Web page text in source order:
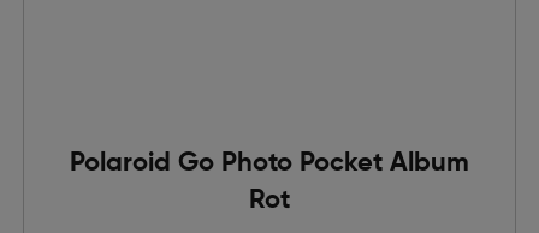
Polaroid Go Photo Pocket Album
Rot